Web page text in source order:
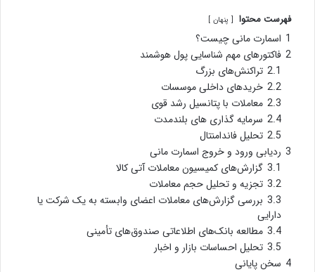
فهرست محتوا پنهان
1 اسمارت مانی چیست؟
2 فاکتورهای مهم شناسایی پول هوشمند
2.1 تراکنش‌های بزرگ
2.2 خریدهای داخلی موسسات
2.3 معاملات با پتانسیل رشد قوی
2.4 سرمایه گذاری های بلندمدت
2.5 تحلیل فاندامنتال
3 ردیابی ورود و خروج اسمارت مانی
3.1 گزارش‌های کمیسیون معاملات آتی کالا
3.2 تجزیه و تحلیل حجم معاملات
3.3 بررسی گزارش‌های معاملات اعضای وابسته به یک شرکت یا
دارایی
3.4 مطالعه بانک‌های اطلاعاتی صندوق‌های تأمینی
3.5 تحلیل احساسات بازار و اخبار
4 سخن پایانی